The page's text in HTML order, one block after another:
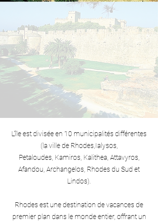
L'île est divisée en 10 municipalités différentes
(la ville de Rhodes,Ialysos,
Petaloudes, Kamiros, Kalithea, Attavyros,
Afandou, Archangelos, Rhodes du Sud et
Lindos).
Rhodes est une destination de vacances de
premier plan dans le monde entier, offrant un